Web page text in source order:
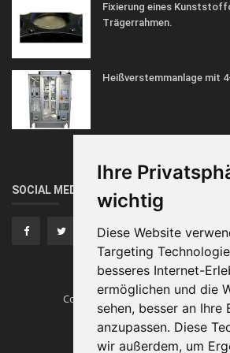
Ihre
wichtig
Diese Website
Targeting
besseres Internet-
ermöglichen und die
sehen, besser an Ihre
anzupassen. Diese
wir außerdem, um
Fixierung eines
Trägerrahmen.
Heißverstemmanlage mit
SOCIAL MEDIA
Copyright ©
Impressum